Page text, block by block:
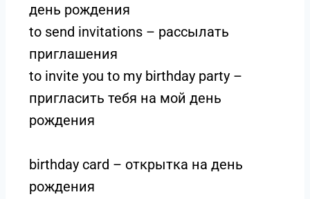
день рождения
to send invitations – рассылать
приглашения
to invite you to my birthday party –
пригласить тебя на мой день
рождения
birthday card – открытка на день
рождения